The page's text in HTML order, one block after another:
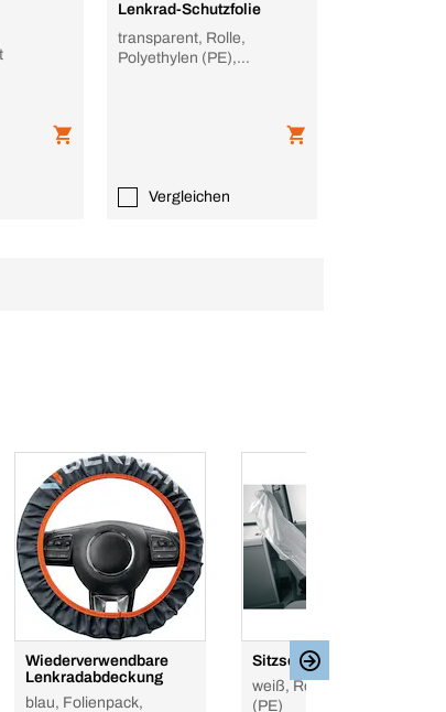
Lenkrad-Schutzfolie
transparent, Rolle,
Polyethylen (PE),
Vergleichen
Wiederverwendbare
Lenkradabdeckung
blau, Folienpack,
Sitzschoner für Lkw
weiß, Rolle, Polyethylen
(PE)